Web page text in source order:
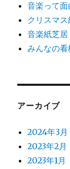
音楽って面
クリスマ
音楽紙芝居
みんなの看
アーカイブ
2024年3月
2023年2月
2023年1月